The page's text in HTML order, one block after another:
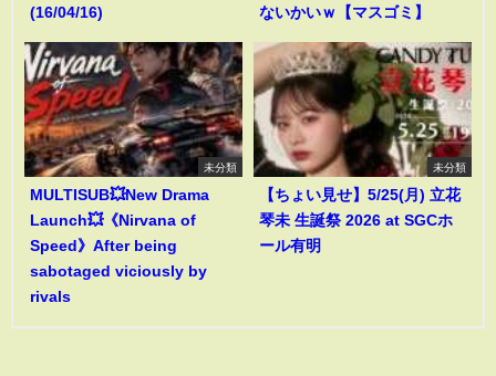
(16/04/16)
ないかいｗ【マスゴミ】
未分類
MULTISUB💥New Drama
Launch💥《Nirvana of
Speed》After being
sabotaged viciously by
rivals
未分類
【ちょい見せ】5/25(月) 立花
琴未 生誕祭 2026 at SGCホ
ール有明